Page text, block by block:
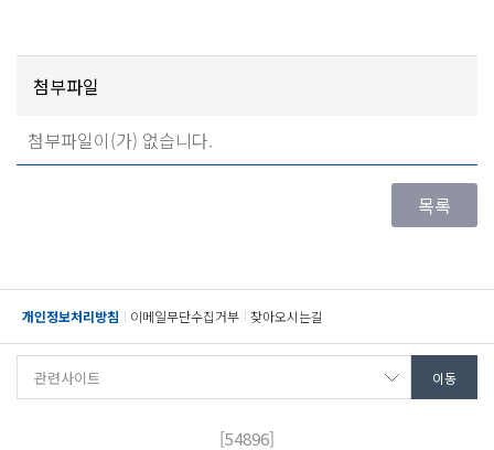
첨부파일
첨부파일이(가) 없습니다.
개인정보처리방침 이메일무단수집거부 찾아오시는길
[54896]